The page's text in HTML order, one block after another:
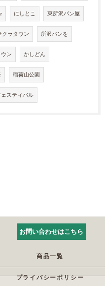
にしとこ 東所沢パン屋
クラタウン 所沢パンを
ン かしどん
稲荷山公園
スティバル
お問い合わせはこちら
商品一覧
プライバシーポリシー